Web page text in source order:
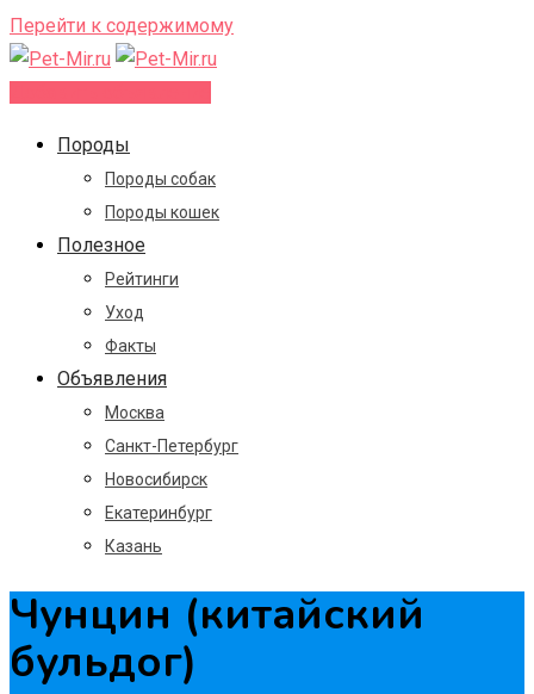
Перейти к содержимому
Породы
Породы собак
Породы кошек
Полезное
Рейтинги
Уход
Факты
Объявления
Москва
Санкт-Петербург
Новосибирск
Екатеринбург
Казань
Чунцин (китайский
бульдог)